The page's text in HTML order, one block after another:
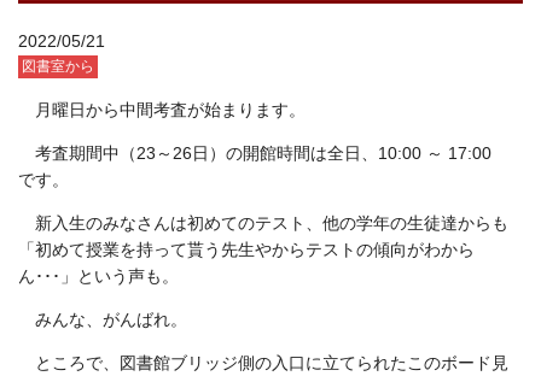
2022/05/21
図書室から
月曜日から中間考査が始まります。
考査期間中（23～26日）の開館時間は全日、10:00 ～ 17:00
です。
新入生のみなさんは初めてのテスト、他の学年の生徒達からも
「初めて授業を持って貰う先生やからテストの傾向がわから
ん･･･」という声も。
みんな、がんばれ。
ところで、図書館ブリッジ側の入口に立てられたこのボード見